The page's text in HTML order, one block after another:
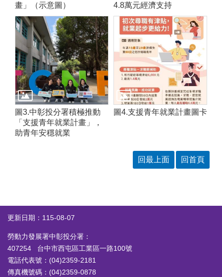
畫」（示意圖）
4.8萬元經濟支持
圖3.中彰投分署積極推動
「支援青年就業計畫」，
助青年安穩就業
圖4.支援青年就業計畫圖卡
回最上面 回首頁
更新日期：115-08-07
勞動力發展署中彰投分署：
407254 台中市西屯區工業區一路100號
電話代表號：(04)2359-2181
傳真機號碼：(04)2359-0878